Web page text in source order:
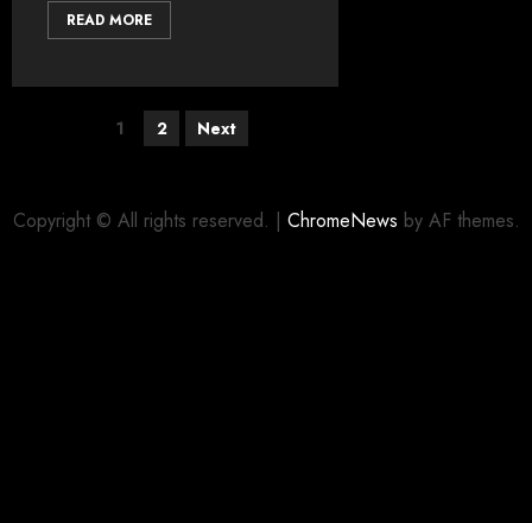
READ MORE
1 2 Next
Copyright © All rights reserved. | ChromeNews by AF themes.